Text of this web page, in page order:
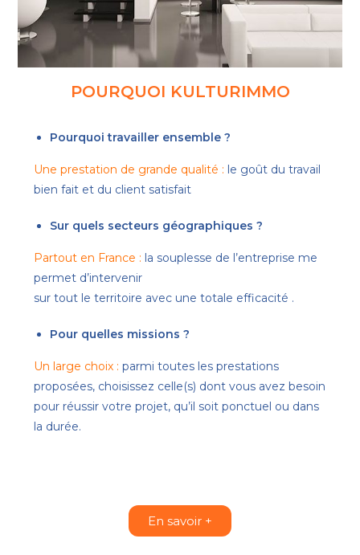
POURQUOI KULTURIMMO
Pourquoi travailler ensemble ?
Une prestation de grande qualité : le goût du travail
bien fait et du client satisfait
Sur quels secteurs géographiques ?
Partout en France : la souplesse de l’entreprise me
permet d’intervenir
sur tout le territoire avec une totale efficacité .
Pour quelles missions ?
Un large choix : parmi toutes les prestations
proposées, choisissez celle(s) dont vous avez besoin
pour réussir votre projet, qu’il soit ponctuel ou dans
la durée.
En savoir +